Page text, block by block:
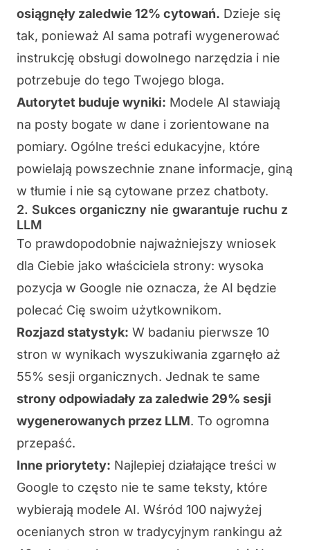
osiągnęły zaledwie 12% cytowań. Dzieje się
tak, ponieważ AI sama potrafi wygenerować
instrukcję obsługi dowolnego narzędzia i nie
potrzebuje do tego Twojego bloga.
Autorytet buduje wyniki: Modele AI stawiają
na posty bogate w dane i zorientowane na
pomiary. Ogólne treści edukacyjne, które
powielają powszechnie znane informacje, giną
w tłumie i nie są cytowane przez chatboty.
2. Sukces organiczny nie gwarantuje ruchu z
LLM
To prawdopodobnie najważniejszy wniosek
dla Ciebie jako właściciela strony: wysoka
pozycja w Google nie oznacza, że AI będzie
polecać Cię swoim użytkownikom.
Rozjazd statystyk: W badaniu pierwsze 10
stron w wynikach wyszukiwania zgarnęło aż
55% sesji organicznych. Jednak te same
strony odpowiadały za zaledwie 29% sesji
wygenerowanych przez LLM. To ogromna
przepaść.
Inne priorytety: Najlepiej działające treści w
Google to często nie te same teksty, które
wybierają modele AI. Wśród 100 najwyżej
ocenianych stron w tradycyjnym rankingu aż